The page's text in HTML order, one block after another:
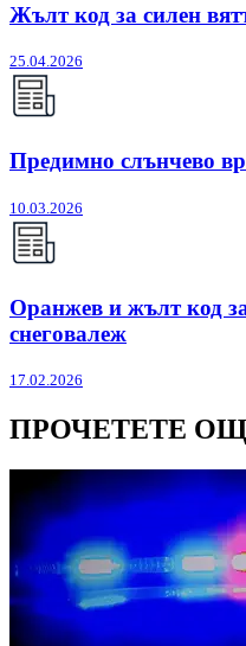
Жълт код за силен
25.04.2026
Предимно слънчево
10.03.2026
Оранжев и жълт код
снеговалеж
17.02.2026
ПРОЧЕТЕТЕ